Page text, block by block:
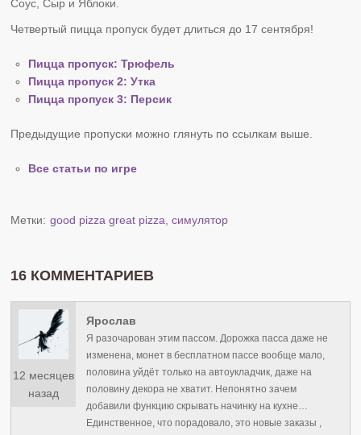
Соус, Сыр и Яблоки.
Четвертый пицца пропуск будет длиться до 17 сентября!
Пицца пропуск: Трюфель
Пицца пропуск 2: Утка
Пицца пропуск 3: Персик
Предыдущие пропуски можно глянуть по ссылкам выше.
Все статьи по игре
Метки: good pizza great pizza,симулятор
16 КОММЕНТАРИЕВ
12 месяцев
назад
Ярослав
Я разочарован этим пассом. Дорожка пасса даже не
изменена, монет в бесплатном пассе вообще мало,
половина уйдёт только на автоукладчик, даже на
половину декора не хватит. Непонятно зачем
добавили функцию скрывать начинку на кухне…
Единственное, что порадовало, это новые заказы ,